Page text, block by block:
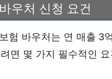
우처 신청 요건
험 바우처는 연 매출 3
면 몇 가지 필수적인